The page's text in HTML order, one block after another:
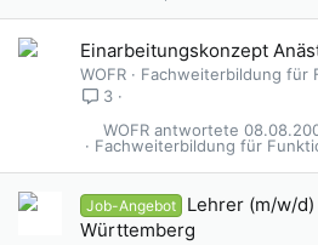
Einarbeitungskonzept
WOFR
Fachweiterbildung für
3
Fachweiterbildung für
WOFR
Job-Angebot
Lehrer (m/w/
Württemberg